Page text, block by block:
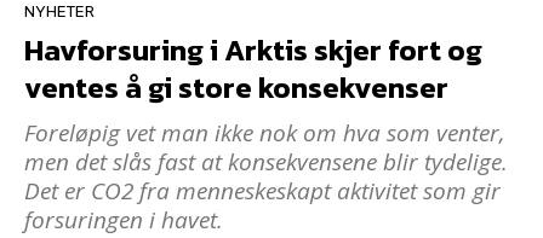
NYHETER
Havforsuring i Arktis skjer fort og
ventes å gi store konsekvenser
Foreløpig vet man ikke nok om hva som venter,
men det slås fast at konsekvensene blir tydelige.
Det er CO2 fra menneskeskapt aktivitet som gir
forsuringen i havet.